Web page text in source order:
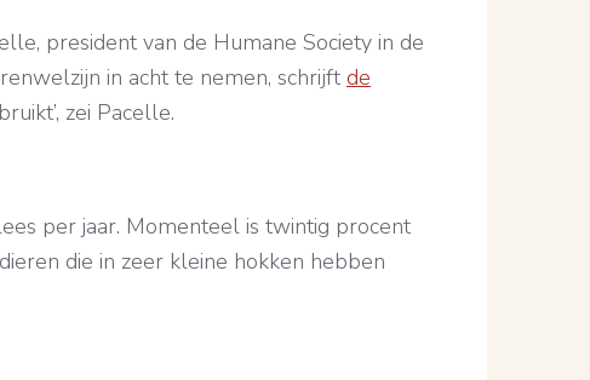
president van de Humane Society in de
in acht te nemen, schrijft de
zei Pacelle.
per jaar. Momenteel is twintig procent
die in zeer kleine hokken hebben